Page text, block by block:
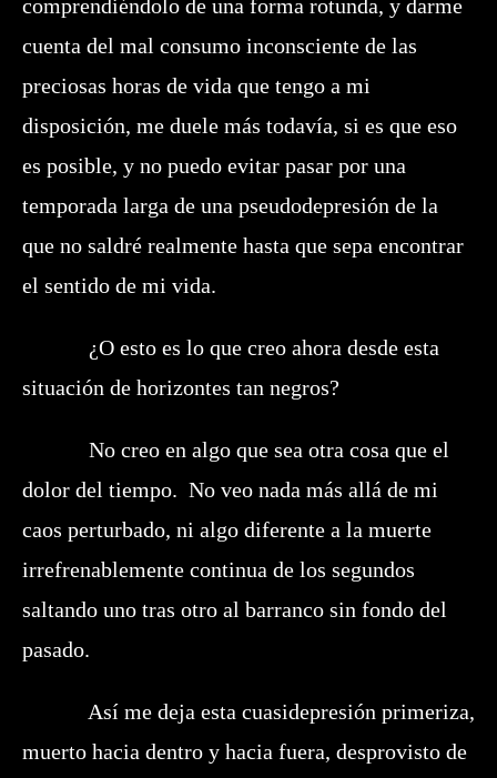
comprendiéndolo de una forma rotunda, y darme
cuenta del mal consumo inconsciente de las
preciosas horas de vida que tengo a mi
disposición, me duele más todavía, si es que eso
es posible, y no puedo evitar pasar por una
temporada larga de una pseudodepresión de la
que no saldré realmente hasta que sepa encontrar
el sentido de mi vida.
¿O esto es lo que creo ahora desde esta
situación de horizontes tan negros?
No creo en algo que sea otra cosa que el
dolor del tiempo. No veo nada más allá de mi
caos perturbado, ni algo diferente a la muerte
irrefrenablemente continua de los segundos
saltando uno tras otro al barranco sin fondo del
pasado.
Así me deja esta cuasidepresión primeriza,
muerto hacia dentro y hacia fuera, desprovisto de